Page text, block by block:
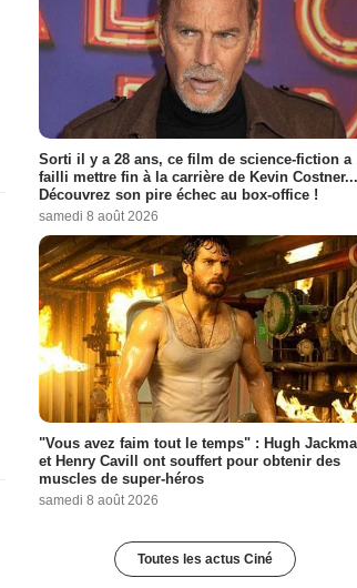
Sorti il y a 28 ans, ce film de science-fiction a
failli mettre fin à la carrière de Kevin Costner...
Découvrez son pire échec au box-office !
samedi 8 août 2026
"Vous avez faim tout le temps" : Hugh
et Henry Cavill ont souffert pour obtenir des
muscles de super-héros
samedi 8 août 2026
Toutes les actus Ciné